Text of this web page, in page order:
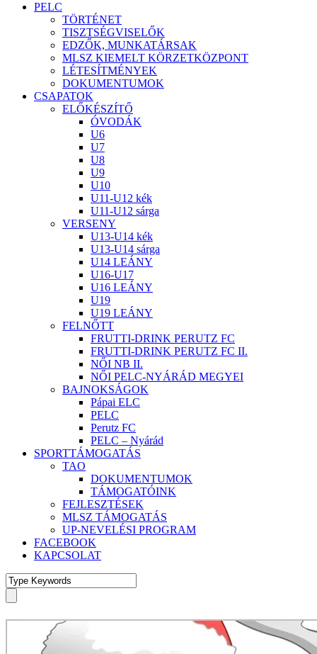
PELC
TÖRTÉNET
TISZTSÉGVISELŐK
EDZŐK, MUNKATÁRSAK
MLSZ KIEMELT KÖRZETKÖZPONT
LÉTESÍTMÉNYEK
DOKUMENTUMOK
CSAPATOK
ELŐKÉSZÍTŐ
ÓVODÁK
U6
U7
U8
U9
U10
U11-U12 kék
U11-U12 sárga
VERSENY
U13-U14 kék
U13-U14 sárga
U14 LEÁNY
U16-U17
U16 LEÁNY
U19
U19 LEÁNY
FELNŐTT
FRUTTI-DRINK PERUTZ FC
FRUTTI-DRINK PERUTZ FC II.
NŐI NB II.
NŐI PELC-NYÁRÁD MEGYEI
BAJNOKSÁGOK
Pápai ELC
PELC
Perutz FC
PELC – Nyárád
SPORTTÁMOGATÁS
TAO
DOKUMENTUMOK
TÁMOGATÓINK
FEJLESZTÉSEK
MLSZ TÁMOGATÁS
UP-NEVELÉSI PROGRAM
FACEBOOK
KAPCSOLAT